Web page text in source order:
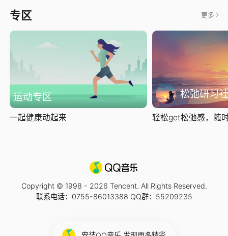
专区 更多
运动专区
一起健康动起来
松弛研习社
轻松get松弛感，随
Copyright © 1998 - 2026 Tencent. All Rights Reserved.
联系电话：0755-86013388 QQ群：55209235